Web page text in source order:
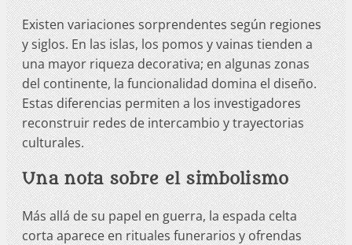
Existen variaciones sorprendentes según regiones
y siglos. En las islas, los pomos y vainas tienden a
una mayor riqueza decorativa; en algunas zonas
del continente, la funcionalidad domina el diseño.
Estas diferencias permiten a los investigadores
reconstruir redes de intercambio y trayectorias
culturales.
Una nota sobre el simbolismo
Más allá de su papel en guerra, la espada celta
corta aparece en rituales funerarios y ofrendas